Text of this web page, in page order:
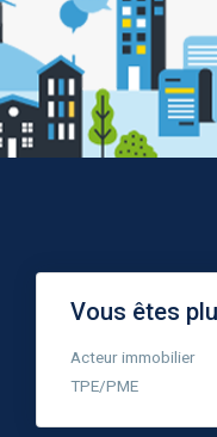
Vous êtes
Acteur immobilier
TPE/PME